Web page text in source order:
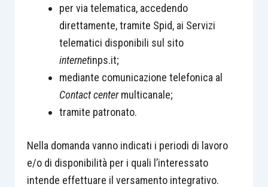
per via telematica, accedendo
direttamente, tramite Spid, ai Servizi
telematici disponibili sul sito
internetinps.it;
mediante comunicazione telefonica al
Contact centermulticanale;
tramite patronato.
Nella domanda vanno indicati i periodi di lavoro
e/o di disponibilità per i quali l’interessato
intende effettuare il versamento integrativo.